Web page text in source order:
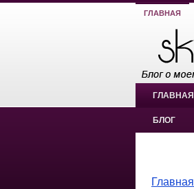
ГЛАВНАЯ
ГЛАВНАЯ
БЛОГ
Главная